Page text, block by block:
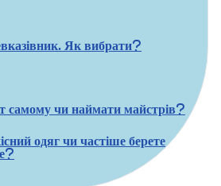
Як вибрати?
самому чи наймати майстрів?
одяг чи частіше берете